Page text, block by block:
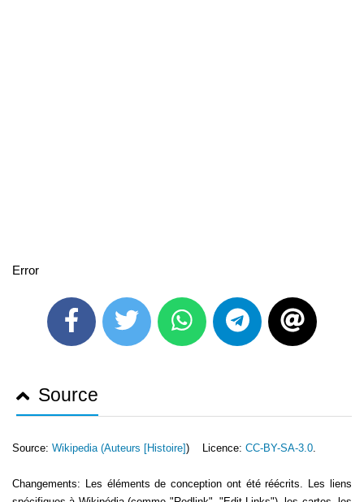
Error
Source
Source: Wikipedia (Auteurs [Histoire]) Licence: CC-BY-SA-3.0.
Changements: Les éléments de conception ont été réécrits. Les liens